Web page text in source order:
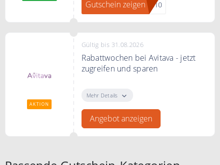
Gutschein zeigen va10
AKTION
Gültig bis 31.08.2026
Rabattwochen bei Avitava - jetzt
zugreifen und sparen
zugreifen und sparen. Jede Woche
Mehr Details
Angebot anzeigen